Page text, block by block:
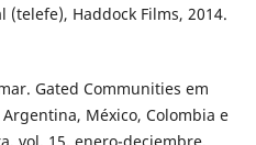
(telefe), Haddock Films, 2014.
Gated Communities em
México, Colombia e